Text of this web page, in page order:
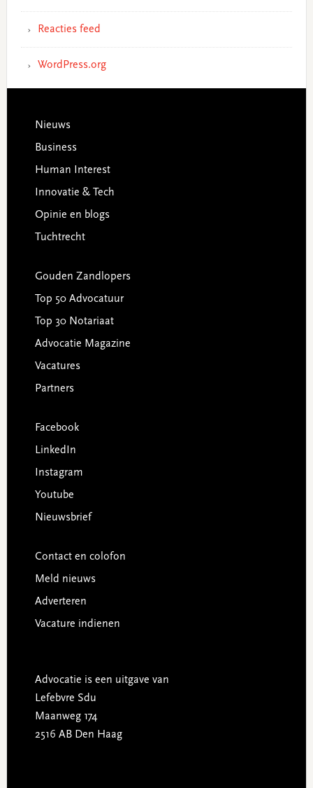
Reacties feed
WordPress.org
Footer
Nieuws
Business
Human Interest
Innovatie & Tech
Opinie en blogs
Tuchtrecht
Gouden Zandlopers
Top 50 Advocatuur
Top 30 Notariaat
Advocatie Magazine
Vacatures
Partners
Facebook
LinkedIn
Instagram
Youtube
Nieuwsbrief
Contact en colofon
Meld nieuws
Adverteren
Vacature indienen
Advocatie is een uitgave van
Lefebvre Sdu
Maanweg 174
2516 AB Den Haag